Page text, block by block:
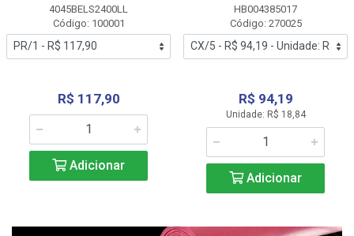
4045BELS2400LL
Código: 100001
R$ 117,90
Adicionar
HB004385017
Código: 270025
R$ 94,19
Unidade: R$ 18,84
Adicionar